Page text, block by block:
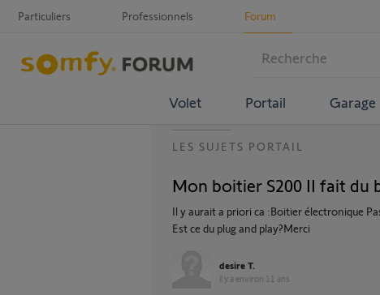
Particuliers Professionnels Forum
Volet Portail Garage
LES SUJETS PORTAIL
Mon boitier S200 II fait du
Il y aurait a priori ca :Boitier électronique
Est ce du plug and play?Merci
desire T.
il y a environ 11 ans